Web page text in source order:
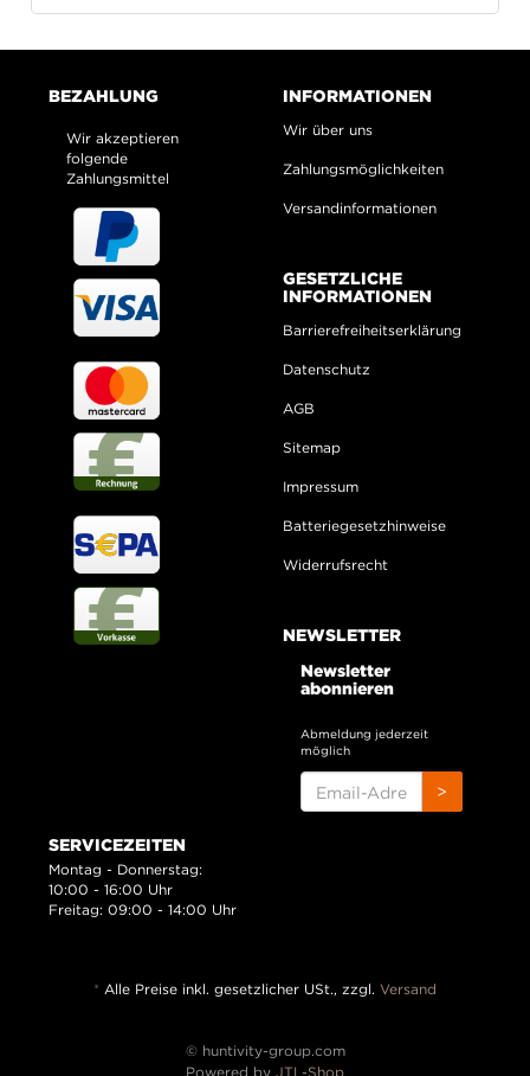
BEZAHLUNG
Wir akzeptieren
folgende
Zahlungsmittel
INFORMATIONEN
Wir über uns
Zahlungsmöglichkeiten
Versandinformationen
GESETZLICHE
INFORMATIONEN
Barrierefreiheitserklärung
Datenschutz
AGB
Sitemap
Impressum
Batteriegesetzhinweise
Widerrufsrecht
NEWSLETTER
Newsletter
abonnieren
Abmeldung jederzeit
möglich
ADRESSE
>
SERVICEZEITEN
Montag - Donnerstag:
10:00 - 16:00 Uhr
Freitag: 09:00 - 14:00 Uhr
* Alle Preise inkl. gesetzlicher USt., zzgl. Versand
© huntivity-group.com
Powered by JTL-Shop